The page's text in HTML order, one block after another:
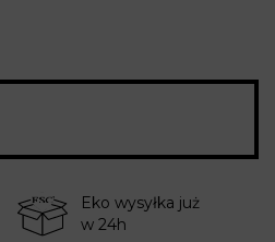
Eko wysyłka już
w 24h